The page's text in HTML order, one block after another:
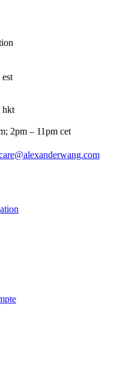
hkt
2pm – 11pm cet